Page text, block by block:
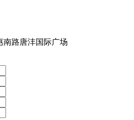
南路唐沣国际广场